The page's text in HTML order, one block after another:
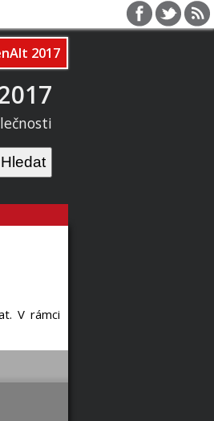
2017
V rámci